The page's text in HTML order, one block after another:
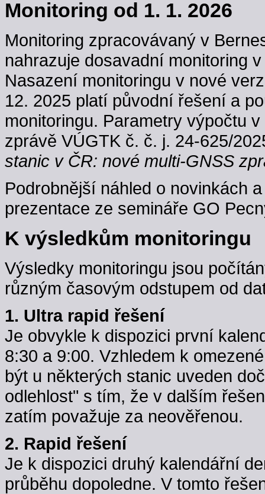
Monitoring od 1. 1. 2026
Monitoring zpracovávaný v
nahrazuje dosavadní monitoring
Nasazení monitoringu v nové
12. 2025 platí původní řešení a
monitoringu. Parametry výpočtu
zprávě VÚGTK č. č. j. 24-625/
stanic v ČR: nové multi-GNSS
Podrobnější náhled o novinkách
prezentace ze semináře GO
K výsledkům monitoringu
Výsledky monitoringu jsou
různým časovým odstupem od
1. Ultra rapid řešení
Je obvykle k dispozici první
8:30 a 9:00. Vzhledem k
být u některých stanic uveden
odlehlost" s tím, že v dalším
zatím považuje za neověřenou.
2. Rapid řešení
Je k dispozici druhý kalendářní
průběhu dopoledne. V tomto